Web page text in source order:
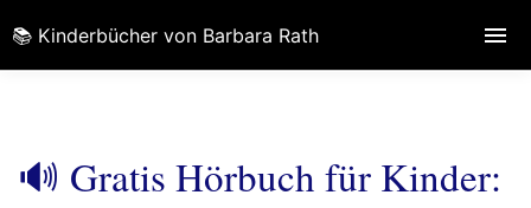
🔊 Gratis Hörbuch für Kinder:
📚 Kinderbücher von Barbara Rath